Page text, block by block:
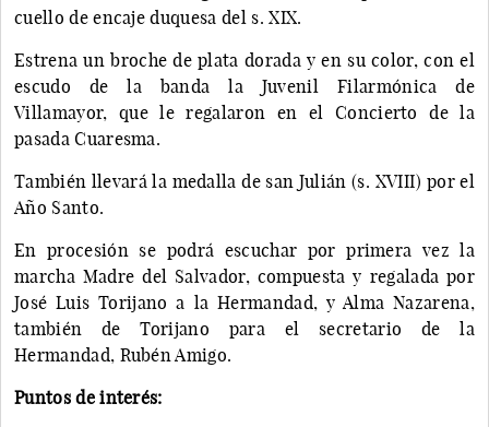
cuello de encaje duquesa del s. XIX.
Estrena un broche de plata dorada y en su color, con el
escudo de la banda la Juvenil Filarmónica de
Villamayor, que le regalaron en el Concierto de la
pasada Cuaresma.
También llevará la medalla de san Julián (s. XVIII) por el
Año Santo.
En procesión se podrá escuchar por primera vez la
marcha Madre del Salvador, compuesta y regalada por
José Luis Torijano a la Hermandad, y Alma Nazarena,
también de Torijano para el secretario de la
Hermandad, Rubén Amigo.
Puntos de interés: